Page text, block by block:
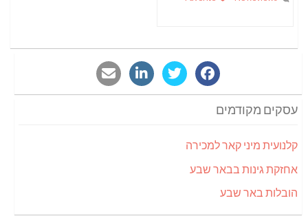
עסקים מקודמים
קלנועית מיני קאר למכירה
אחזקת גינות בבאר שבע
הובלות באר שבע